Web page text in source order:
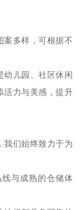
案多样，可根据不
幼儿园、社区休闲
活力与美感，提升
我们始终致力于为
与成熟的仓储体